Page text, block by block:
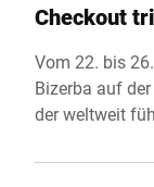
Checkout
Vom 22. bis
Bizerba auf
der weltweit
Motto der